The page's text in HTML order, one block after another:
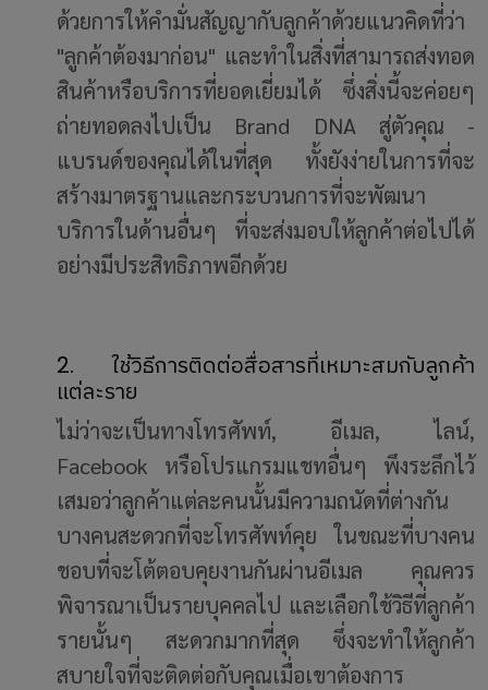
ด้วยการให้คำมั่นสัญญากับลูกค้าด้วยแนวคิดที่ว่า
"ลูกค้าต้องมาก่อน" และทำในสิ่งที่สามารถส่งทอด
สินค้าหรือบริการที่ยอดเยี่ยมได้ ซึ่งสิ่งนี้จะค่อยๆ
ถ่ายทอดลงไปเป็น Brand DNA สู่ตัวคุณ -
แบรนด์ของคุณได้ในที่สุด ทั้งยังง่ายในการที่จะ
สร้างมาตรฐานและกระบวนการที่จะพัฒนา
บริการในด้านอื่นๆ ที่จะส่งมอบให้ลูกค้าต่อไปได้
อย่างมีประสิทธิภาพอีกด้วย
2. ใช้วิธีการติดต่อสื่อสารที่เหมาะสมกับลูกค้า
แต่ละราย
ไม่ว่าจะเป็นทางโทรศัพท์, อีเมล, ไลน์,
Facebook หรือโปรแกรมแชทอื่นๆ พึงระลึกไว้
เสมอว่าลูกค้าแต่ละคนนั้นมีความถนัดที่ต่างกัน
บางคนสะดวกที่จะโทรศัพท์คุย ในขณะที่บางคน
ชอบที่จะโต้ตอบคุยงานกันผ่านอีเมล คุณควร
พิจารณาเป็นรายบุคคลไป และเลือกใช้วิธีที่ลูกค้า
รายนั้นๆ สะดวกมากที่สุด ซึ่งจะทำให้ลูกค้า
สบายใจที่จะติดต่อกับคุณเมื่อเขาต้องการ